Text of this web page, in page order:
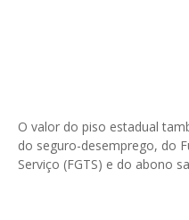
O valor do piso estadual
do seguro-desemprego, do
Serviço (FGTS) e do abono